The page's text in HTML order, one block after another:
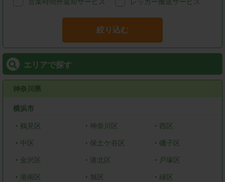
営業時間外返却サービス レッカー搬送サービス
絞り込む
エリアで探す
神奈川県
横浜市
・ 鶴見区 ・ 神奈川区 ・ 西区
・ 中区 ・ 保土ケ谷区 ・磯子区
・ 金沢区 ・ 港北区 ・ 戸塚区
・ 港南区 ・ 旭区 ・緑区